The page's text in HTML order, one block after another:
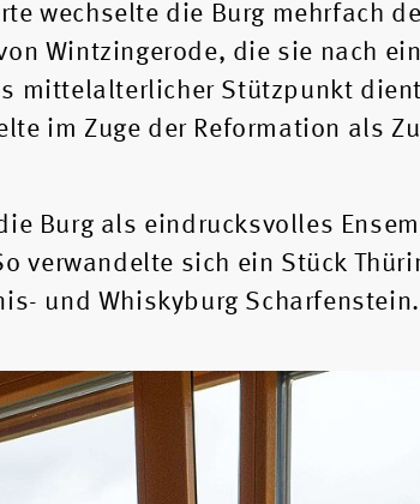
wechselte die Burg mehrfach
Wintzingerode, die sie nach
mittelalterlicher Stützpunkt
im Zuge der Reformation als
Burg als eindrucksvolles
verwandelte sich ein Stück
und Whiskyburg Scharfenstein.